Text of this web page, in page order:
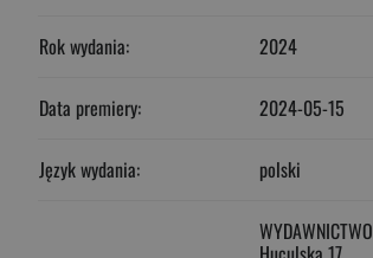
Rok wydania: 2024
Data premiery: 2024-05-15
Język wydania: polski